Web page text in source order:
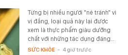
Từng bị nhiều người "né tránh" vì
vị đắng, loại quả này lại được
xem là thực phẩm giàu dưỡng
chất với những tác dụng đáng…
SỨC KHỎE - 4 giờ trước